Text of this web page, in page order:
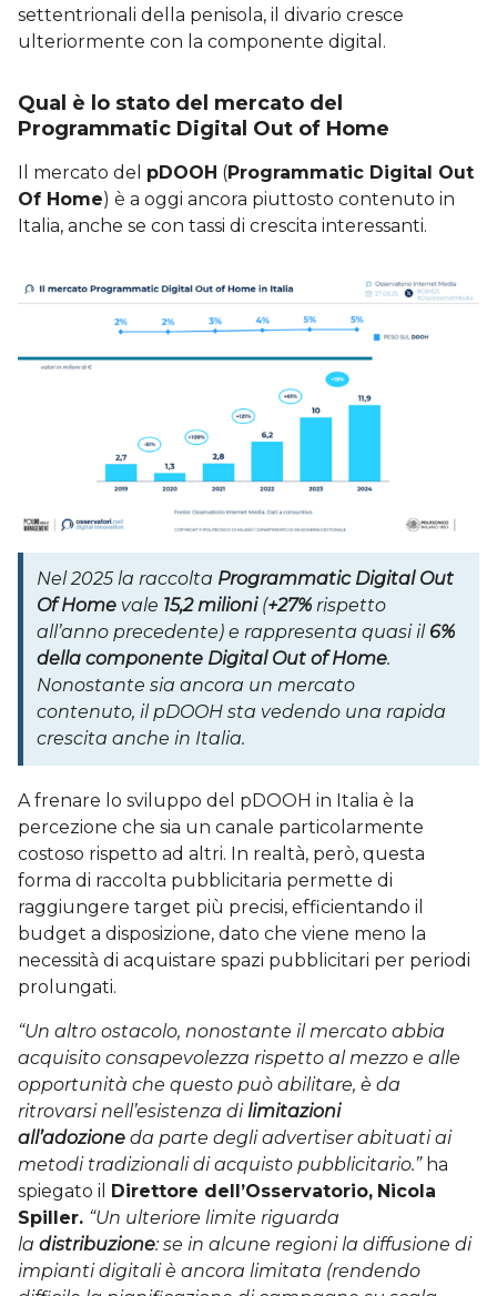
settentrionali della penisola, il divario cresce
ulteriormente con la componente digital.
Qual è lo stato del mercato del
Programmatic Digital Out of Home
Il mercato del pDOOH (Programmatic Digital Out
Of Home) è a oggi ancora piuttosto contenuto in
Italia, anche se con tassi di crescita interessanti.
Nel 2025 la raccolta Programmatic Digital Out
Of Home vale 15,2 milioni(+27% rispetto
all’anno precedente) e rappresenta quasi il 6%
della componente Digital Out of Home.
Nonostante sia ancora un mercato
contenuto, il pDOOH sta vedendo una rapida
crescita anche in Italia.
A frenare lo sviluppo del pDOOH in Italia è la
percezione che sia un canale particolarmente
costoso rispetto ad altri. In realtà, però, questa
forma di raccolta pubblicitaria permette di
raggiungere target più precisi, efficientando il
budget a disposizione, dato che viene meno la
necessità di acquistare spazi pubblicitari per periodi
prolungati.
“Un altro ostacolo, nonostante il mercato abbia
acquisito consapevolezza rispetto al mezzo e alle
opportunità che questo può abilitare, è da
ritrovarsi nell’esistenza di limitazioni
all’adozione da parte degli advertiser abituati ai
metodi tradizionali di acquisto pubblicitario.”ha
spiegato il Direttore dell’Osservatorio, Nicola
Spiller. “Un ulteriore limite riguarda
la distribuzione: se in alcune regioni la diffusione di
impianti digitali è ancora limitata (rendendo